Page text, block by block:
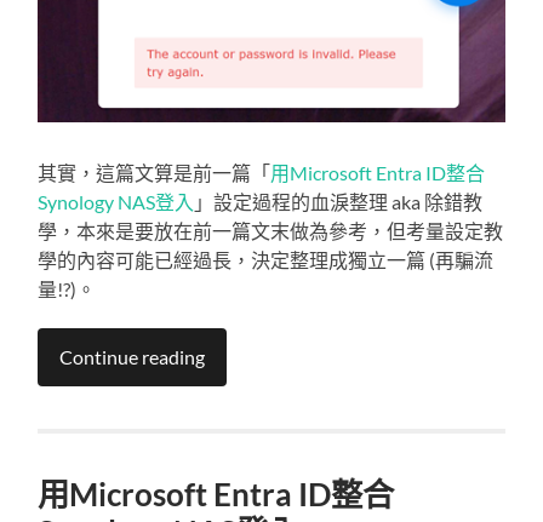
其實，這篇文算是前一篇「 用Microsoft Entra ID整合
Synology NAS登入 」設定過程的血淚整理 aka 除錯教
學，本來是要放在前一篇文末做為參考，但考量設定教
學的內容可能已經過長，決定整理成獨立一篇 (再騙流
量!?)。
Continue reading
用Microsoft Entra ID整合